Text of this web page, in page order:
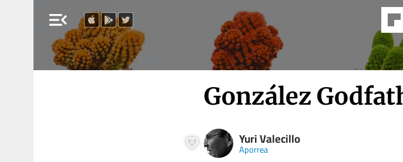
menu_open
González
Yuri Valecillo
Aporrea